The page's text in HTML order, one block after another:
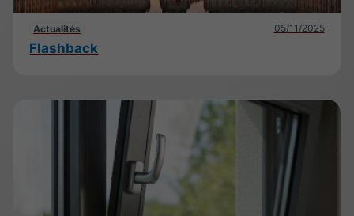
Actualités 05/11/2025
Flashback